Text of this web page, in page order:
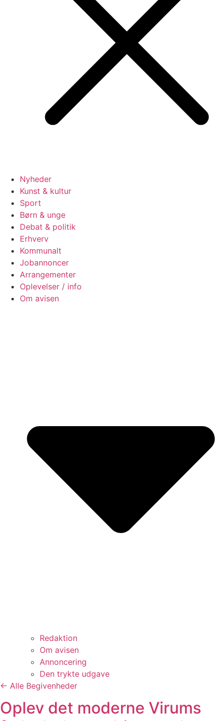
Nyheder
Kunst & kultur
Sport
Børn & unge
Debat & politik
Erhverv
Kommunalt
Jobannoncer
Arrangementer
Oplevelser / info
Om avisen
Redaktion
Om avisen
Annoncering
Den trykte udgave
← Alle Begivenheder
Oplev det moderne Virums